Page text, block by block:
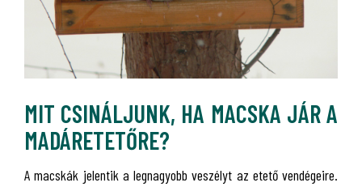
MIT CSINÁLJUNK, HA MACSKA JÁR A
MADÁRETETŐRE?
A macskák jelentik a legnagyobb veszélyt az etető vendégeire.